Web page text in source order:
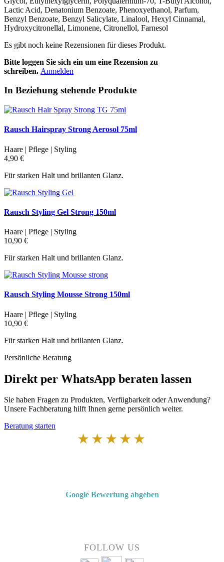
Lactic Acid, Denatonium Benzoate, Phenoxyethanol, Parfum,
Benzyl Benzoate, Benzyl Salicylate, Linalool, Hexyl Cinnamal,
Hydroxycitronellal, Limonene, Citronellol, Farnesol
Es gibt noch keine Rezensionen für dieses Produkt.
Bitte loggen Sie sich ein um eine Rezension zu
schreiben. Anmelden
In Beziehung stehende Produkte
Rausch Hairspray Strong Aerosol 75ml
Haare | Pflege | Styling
4,90 €
Für starken Halt und brillanten Glanz.
Rausch Styling Gel Strong 150ml
Haare | Pflege | Styling
10,90 €
Für starken Halt und brillanten Glanz.
Rausch Styling Mousse Strong 150ml
Haare | Pflege | Styling
10,90 €
Für starken Halt und brillanten Glanz.
Persönliche Beratung
Direkt per WhatsApp beraten lassen
Sie haben Fragen zu Produkten, Verfügbarkeit oder Anwendung?
Unsere Fachberatung hilft Ihnen gerne persönlich weiter.
Beratung starten
★★★★★
Google Bewertung abgeben
FOLLOW US